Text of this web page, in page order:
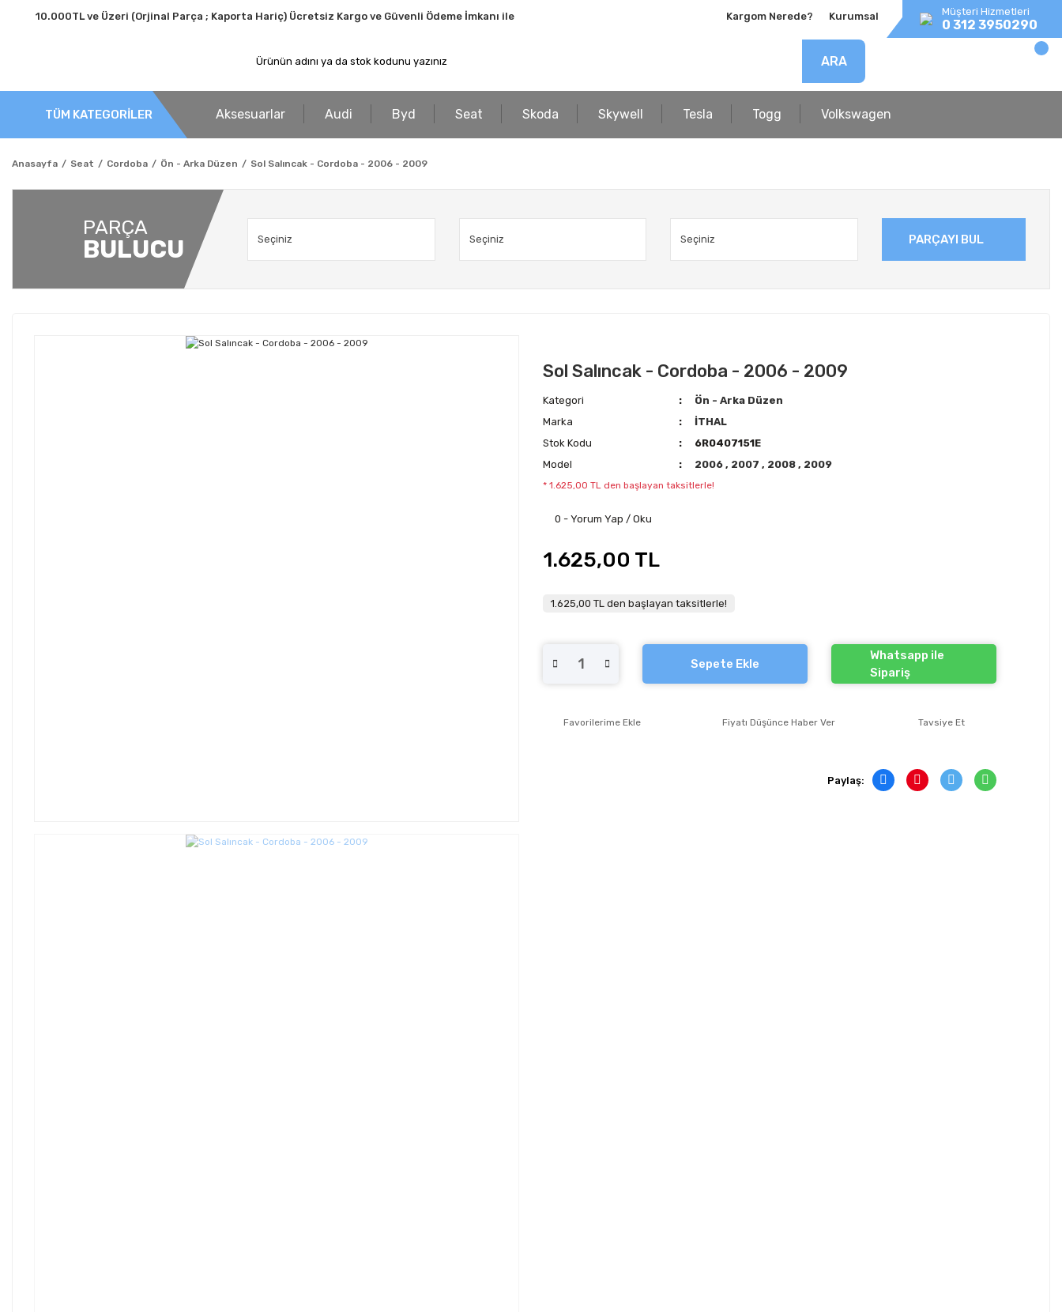
10.000TL ve Üzeri (Orjinal Parça ; Kaporta Hariç) Ücretsiz Kargo ve Güvenli Ödeme İmkanı ile Kargom Nerede? Kurumsal Müşteri Hizmetleri
0 312 3950290
ARA
TÜM KATEGORİLER Aksesuarlar Audi Byd Seat Skoda Skywell Tesla Togg Volkswagen
Anasayfa Seat Cordoba Ön - Arka Düzen Sol Salıncak - Cordoba - 2006 - 2009
PARÇA
BULUCU PARÇAYI BUL
Sol Salıncak - Cordoba - 2006 - 2009
Kategori
Ön - Arka Düzen
Marka
İTHAL
Stok Kodu
6R0407151E
Model
2006, 2007, 2008, 2009
* 1.625,00 TL den başlayan taksitlerle!
0 - Yorum Yap / Oku
1.625,00 TL
1.625,00 TL den başlayan taksitlerle!
Sepete Ekle
Whatsapp ile
Sipariş
Fiyatı Düşünce Haber Ver Tavsiye Et
Paylaş: